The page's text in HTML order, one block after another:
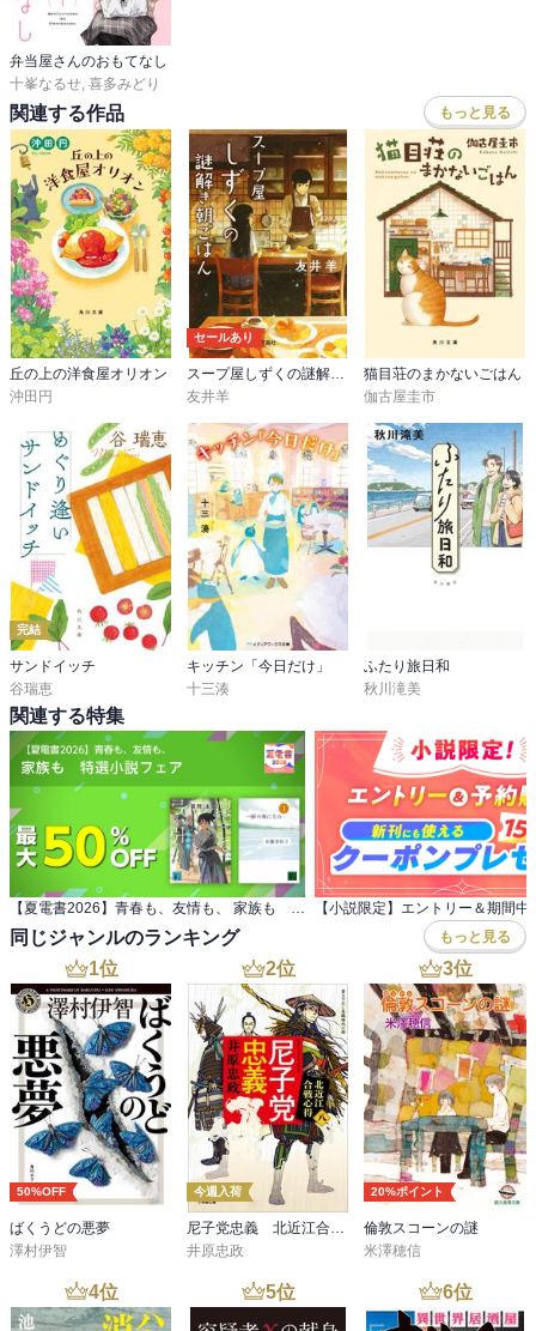
弁当屋さんのおもてなし
十峯なるせ, 喜多みどり
関連する作品 もっと見る
丘の上の洋食屋オリオン
沖田円
セールあり
友井羊
猫目荘のまかないごはん
伽古屋圭市
完結
サンドイッチ
谷瑞恵
キッチン「今日だけ」
十三湊
ふたり旅日和
秋川滝美
関連する特集
【夏電書2026】青春も、友情も、 家族も 特選小説フェア
同じジャンルのランキング もっと見る
1位
50%OFF
ばくうどの悪夢
澤村伊智
2位
今週入荷
井原忠政
3位
20%ポイント
倫敦スコーンの謎
米澤穂信
4位 5位 6位